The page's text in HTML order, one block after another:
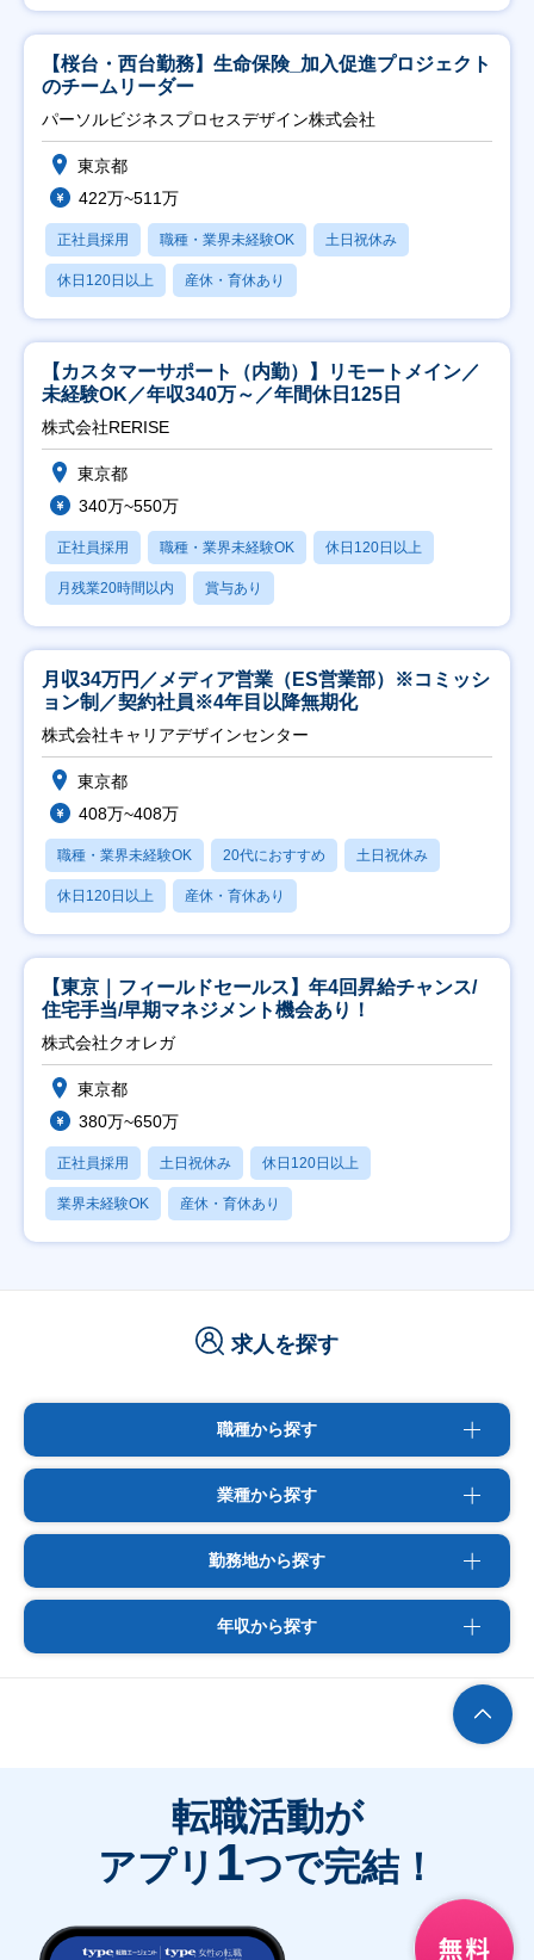
【桜台・西台勤務】生命保険_加入促進プロジェクト
のチームリーダー
パーソルビジネスプロセスデザイン株式会社
東京都
422万~511万
正社員採用 職種・業界未経験OK 土日祝休み
休日120日以上 産休・育休あり
【カスタマーサポート（内勤）】リモートメイン／
未経験OK／年収340万～／年間休日125日
株式会社RERISE
東京都
340万~550万
正社員採用 職種・業界未経験OK 休日120日以上
月残業20時間以内 賞与あり
月収34万円／メディア営業（ES営業部）※コミッシ
ョン制／契約社員※4年目以降無期化
株式会社キャリアデザインセンター
東京都
408万~408万
職種・業界未経験OK 20代におすすめ 土日祝休み
休日120日以上 産休・育休あり
【東京｜フィールドセールス】年4回昇給チャンス/
住宅手当/早期マネジメント機会あり！
株式会社クオレガ
東京都
380万~650万
正社員採用 土日祝休み 休日120日以上
業界未経験OK 産休・育休あり
求人を探す
職種から探す
業種から探す
勤務地から探す
年収から探す
転職活動が
アプリ 1つで完結！